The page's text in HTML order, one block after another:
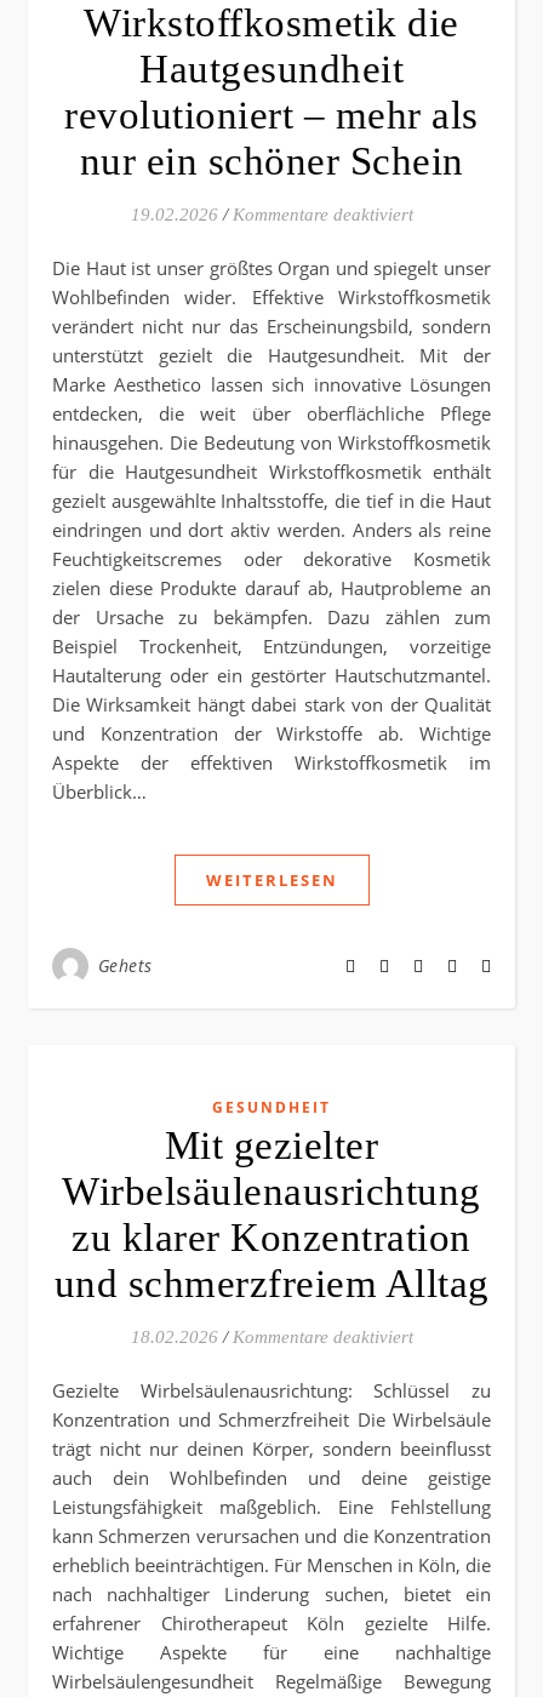
Wirkstoffkosmetik die
Hautgesundheit
revolutioniert – mehr als
nur ein schöner Schein
19.02.2026 / Kommentare deaktiviertfür Warum
Die Haut ist unser größtes Organ und spiegelt unser
Wohlbefinden wider. Effektive Wirkstoffkosmetik
verändert nicht nur das Erscheinungsbild, sondern
unterstützt gezielt die Hautgesundheit. Mit der
Marke Aesthetico lassen sich innovative Lösungen
entdecken, die weit über oberflächliche Pflege
hinausgehen. Die Bedeutung von Wirkstoffkosmetik
für die Hautgesundheit Wirkstoffkosmetik enthält
gezielt ausgewählte Inhaltsstoffe, die tief in die Haut
eindringen und dort aktiv werden. Anders als reine
Feuchtigkeitscremes oder dekorative Kosmetik
zielen diese Produkte darauf ab, Hautprobleme an
der Ursache zu bekämpfen. Dazu zählen zum
Beispiel Trockenheit, Entzündungen, vorzeitige
Hautalterung oder ein gestörter Hautschutzmantel.
Die Wirksamkeit hängt dabei stark von der Qualität
und Konzentration der Wirkstoffe ab. Wichtige
Aspekte der effektiven Wirkstoffkosmetik im
Überblick…
WEITERLESEN
Gehets
GESUNDHEIT
Mit gezielter
Wirbelsäulenausrichtung
zu klarer Konzentration
und schmerzfreiem Alltag
18.02.2026 / Kommentare deaktiviertfür Mit gezielter
Gezielte Wirbelsäulenausrichtung: Schlüssel zu
Konzentration und Schmerzfreiheit Die Wirbelsäule
trägt nicht nur deinen Körper, sondern beeinflusst
auch dein Wohlbefinden und deine geistige
Leistungsfähigkeit maßgeblich. Eine Fehlstellung
kann Schmerzen verursachen und die Konzentration
erheblich beeinträchtigen. Für Menschen in Köln, die
nach nachhaltiger Linderung suchen, bietet ein
erfahrener Chirotherapeut Köln gezielte Hilfe.
Wichtige Aspekte für eine nachhaltige
Wirbelsäulengesundheit Regelmäßige Bewegung